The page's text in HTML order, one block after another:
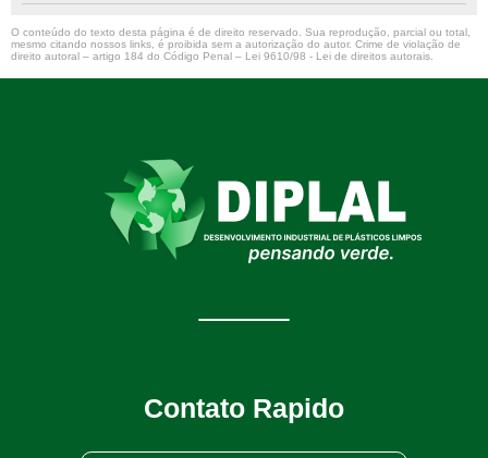
O conteúdo do texto desta página é de direito reservado. Sua reprodução, parcial ou total,
mesmo citando nossos links, é proibida sem a autorização do autor. Crime de violação de
direito autoral – artigo 184 do Código Penal – Lei 9610/98 - Lei de direitos autorais
Contato Rapido